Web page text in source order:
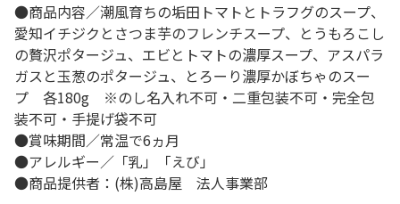
●商品内容／潮風育ちの垢田トマトとトラフグのスープ、
愛知イチジクとさつま芋のフレンチスープ、とうもろこし
の贅沢ポタージュ、エビとトマトの濃厚スープ、アスパラ
ガスと玉葱のポタージュ、とろーり濃厚かぼちゃのスー
プ 各180g ※のし名入れ不可・二重包装不可・完全包
装不可・手提げ袋不可
●賞味期間／常温で6ヵ月
●アレルギー／「乳」「えび」
●商品提供者：(株)高島屋 法人事業部